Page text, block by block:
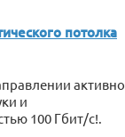
потолка
активно
и
100 Гбит/с!.